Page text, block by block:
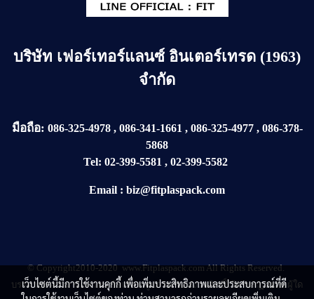
บริษัท เฟอร์เทอร์แลนซ์ อินเตอร์เทรด (1963)
จำกัด
มือถือ: 086-325-4978, 086-341-1661 , 086-325-4977, 086-378-
5868
Tel: 02-399-5581 , 02-399-5582
Email : biz@fitplaspack.com
© Copyright2010-2020 www.Fitplaspack.com All Rights Reserved.
บรรดาบทความ ข้อความ ข้อเขียน รูปภาพ ขอสงวนสิทธิ์ไว้ตามกฏหมายผู้ใด
เว็บไซต์นี้มีการใช้งานคุกกี้ เพื่อเพิ่มประสิทธิภาพและประสบการณ์ที่ดี